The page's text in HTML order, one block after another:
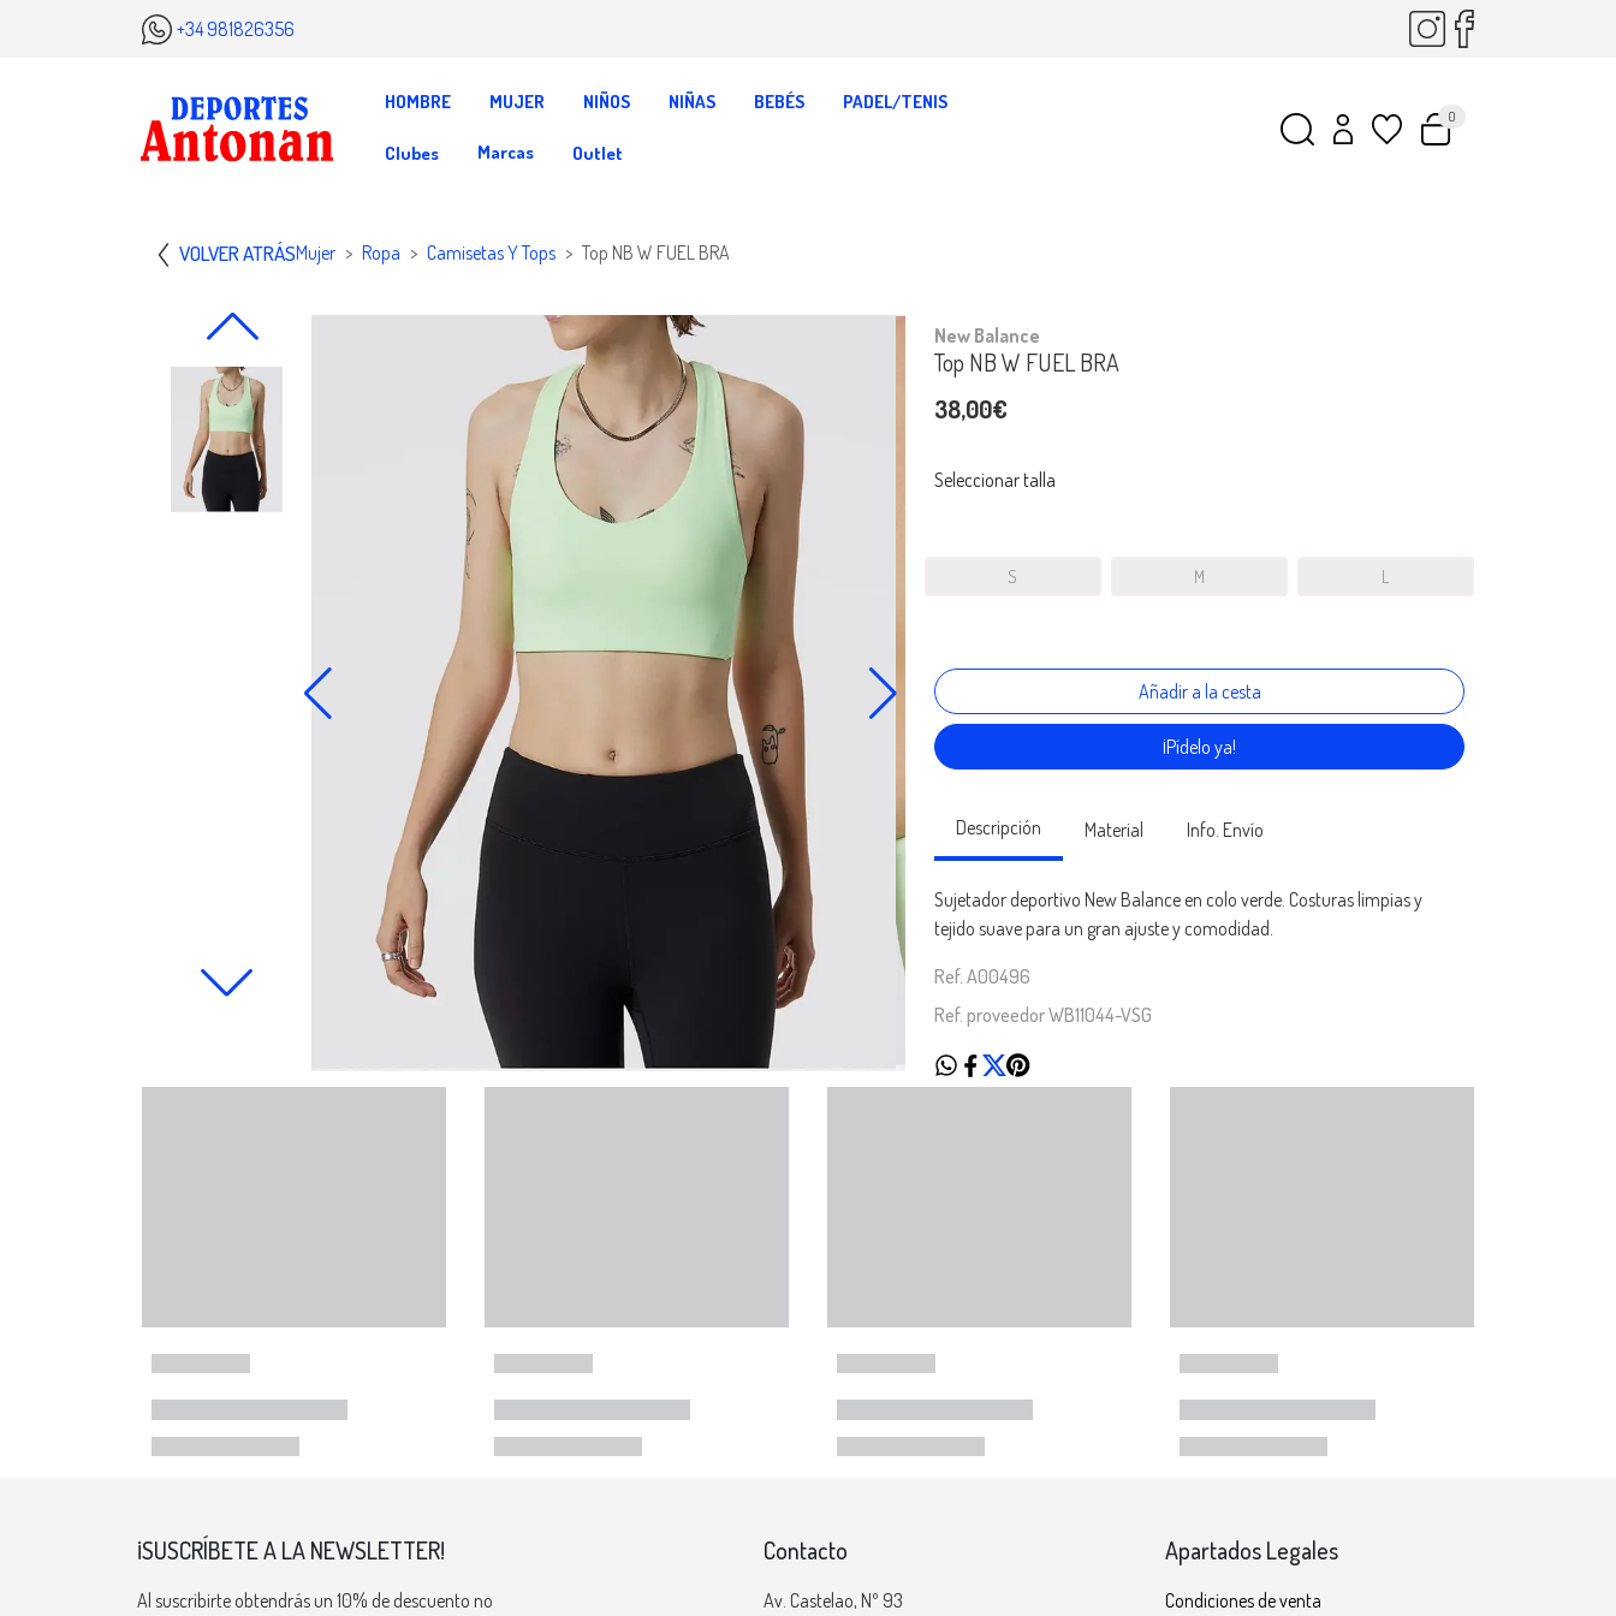
+34 981826356
HOMBRE MUJER NIÑOS NIÑAS BEBÉS PADEL/TENIS
Clubes Marcas Outlet
0
VOLVER ATRÁSMujer Ropa Camisetas Y Tops Top NB W FUEL BRA
New Balance
Top NB W FUEL BRA
38,00€
Seleccionar talla
S M L
¡Pídelo ya!
Descripción Material Info. Envío
Sujetador deportivo New Balance en colo verde. Costuras limpias y
tejido suave para un gran ajuste y comodidad.
Ref. A00496
Ref. proveedor WB11044-VSG
¡SUSCRÍBETE A LA NEWSLETTER!
Al suscribirte obtendrás un 10% de descuento no
Contacto
Av. Castelao, Nº 93
Apartados Legales
Condiciones de venta